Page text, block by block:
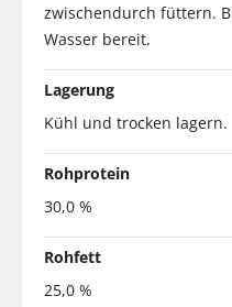
zwischendurch füttern.
Wasser bereit.
Lagerung
Kühl und trocken lagern.
Rohprotein
30,0 %
Rohfett
25,0 %